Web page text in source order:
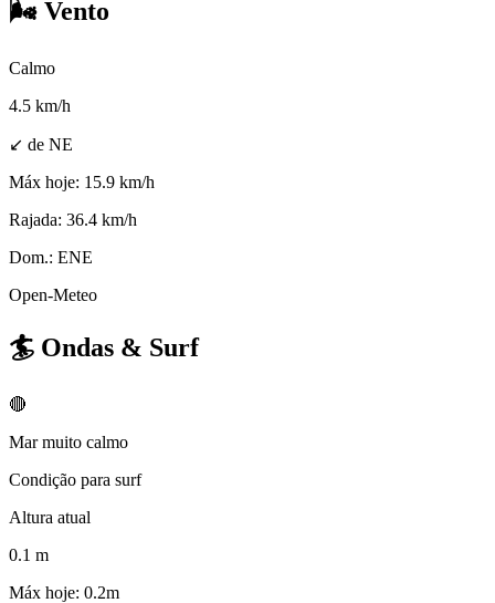
🌬️ Vento
Calmo
4.5 km/h
↙ de NE
Máx hoje: 15.9 km/h
Rajada: 36.4 km/h
Dom.: ENE
Open-Meteo
🏄 Ondas & Surf
🔴
Mar muito calmo
Condição para surf
Altura atual
0.1 m
Máx hoje: 0.2m